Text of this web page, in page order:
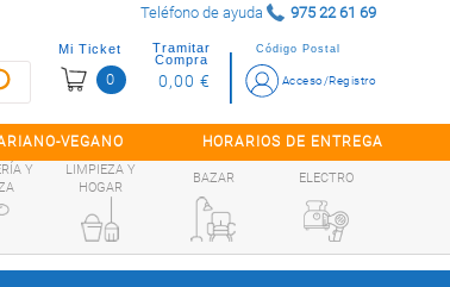
Teléfono de ayuda 975 22 61 69
Código Postal
Acceso/Registro
Mi Ticket
0
Tramitar
Compra
0,00 €
VEGANO HORARIOS DE ENTREGA
Y
LIMPIEZA Y
HOGAR
BAZAR ELECTRO